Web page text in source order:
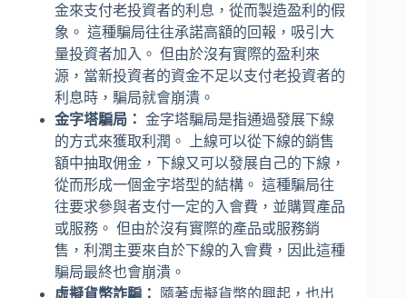
金來支付老投資者的利息，從而製造盈利的假
象。 這種騙局往往承諾高額的回報，吸引大
量投資者加入。 但由於沒有實際的盈利來
源，當新投資者的資金不足以支付老投資者的
利息時，騙局就會崩潰。
金字塔騙局： 金字塔騙局是指通過發展下線
的方式來獲取利潤。 上線可以從下線的銷售
額中抽取佣金，下線又可以發展自己的下線，
從而形成一個金字塔型的結構。 這種騙局往
往要求參與者支付一定的入會費，並購買產品
或服務。 但由於沒有實際的產品或服務銷
售，利潤主要來自於下線的入會費，因此這種
騙局最終也會崩潰。
虛擬貨幣詐騙：
隨著虛擬貨幣的興起，也出